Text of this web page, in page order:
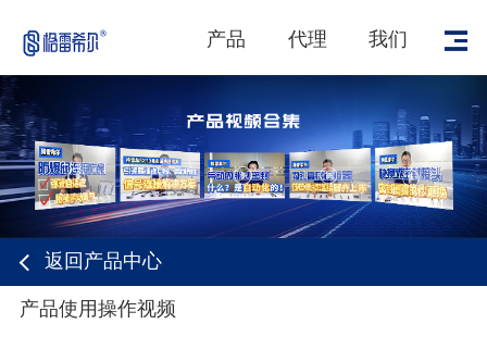
产品 代理 我们
返回产品中心
产品使用操作视频